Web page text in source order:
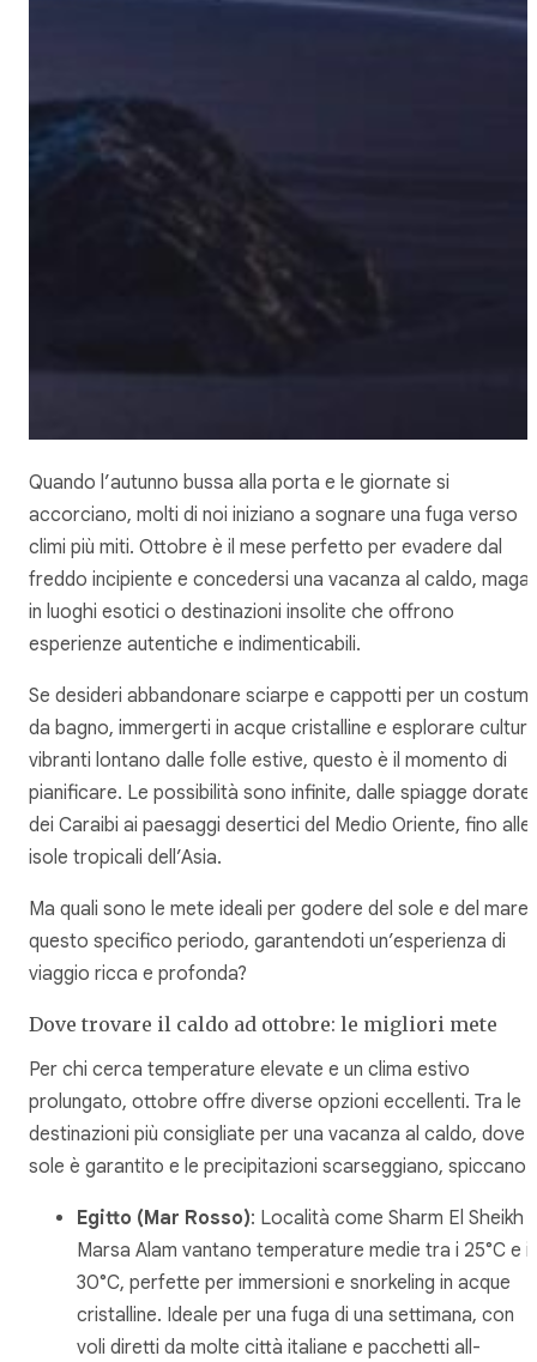
Quando l’autunno bussa alla porta e le giornate si
accorciano, molti di noi iniziano a sognare una fuga verso
climi più miti. Ottobre è il mese perfetto per evadere dal
freddo incipiente e concedersi una vacanza al caldo,
in luoghi esotici o destinazioni insolite che offrono
esperienze autentiche e indimenticabili.
Se desideri abbandonare sciarpe e cappotti per un
da bagno, immergerti in acque cristalline e esplorare culture
vibranti lontano dalle folle estive, questo è il momento di
pianificare. Le possibilità sono infinite, dalle spiagge dorate
dei Caraibi ai paesaggi desertici del Medio Oriente, fino alle
isole tropicali dell’Asia.
Ma quali sono le mete ideali per godere del sole e del mare
questo specifico periodo, garantendoti un’esperienza di
viaggio ricca e profonda?
Dove trovare il caldo ad ottobre: le migliori mete
Per chi cerca temperature elevate e un clima estivo
prolungato, ottobre offre diverse opzioni eccellenti. Tra le
destinazioni più consigliate per una vacanza al caldo, dove il
sole è garantito e le precipitazioni scarseggiano, spiccano:
Egitto (Mar Rosso): Località come Sharm El Sheikh
Marsa Alam vantano temperature medie tra i 25°C e i
30°C, perfette per immersioni e snorkeling in acque
cristalline. Ideale per una fuga di una settimana, con
voli diretti da molte città italiane e pacchetti all-